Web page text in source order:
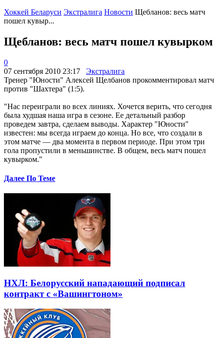
Хоккей Беларуси Экстралига Новости Щебланов: весь матч
пошел кувыр...
Щебланов: весь матч пошел кувырком
0
07 сентября 2010 23:17
Экстралига
Тренер "Юности" Алексей Щелбанов прокомментировал матч
против "Шахтера" (1:5).
"Нас переиграли во всех линиях. Хочется верить, что сегодня
была худшая наша игра в сезоне. Ее детальный разбор
проведем завтра, сделаем выводы. Характер "Юности"
известен: мы всегда играем до конца. Но все, что создали в
этом матче — два момента в первом периоде. При этом три
гола пропустили в меньшинстве. В общем, весь матч пошел
кувырком."
Далее По Теме
НХЛ: Белорусский нападающий подписал
контракт с «Вашингтоном»